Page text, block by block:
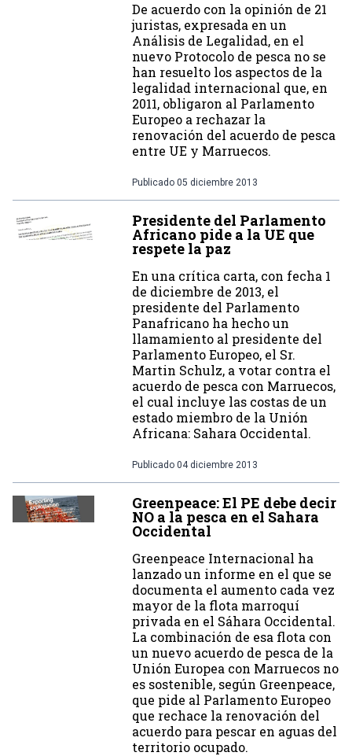
De acuerdo con la opinión de 21
juristas, expresada en un
Análisis de Legalidad, en el
nuevo Protocolo de pesca no se
han resuelto los aspectos de la
legalidad internacional que, en
2011, obligaron al Parlamento
Europeo a rechazar la
renovación del acuerdo de pesca
entre UE y Marruecos.
Publicado 05 diciembre 2013
Presidente del Parlamento
Africano pide a la UE que
respete la paz
En una crítica carta, con fecha 1
de diciembre de 2013, el
presidente del Parlamento
Panafricano ha hecho un
llamamiento al presidente del
Parlamento Europeo, el Sr.
Martin Schulz, a votar contra el
acuerdo de pesca con Marruecos,
el cual incluye las costas de un
estado miembro de la Unión
Africana: Sahara Occidental.
Publicado 04 diciembre 2013
Greenpeace: El PE debe decir
NO a la pesca en el Sahara
Occidental
Greenpeace Internacional ha
lanzado un informe en el que se
documenta el aumento cada vez
mayor de la flota marroquí
privada en el Sáhara Occidental.
La combinación de esa flota con
un nuevo acuerdo de pesca de la
Unión Europea con Marruecos no
es sostenible, según Greenpeace,
que pide al Parlamento Europeo
que rechace la renovación del
acuerdo para pescar en aguas del
territorio ocupado.